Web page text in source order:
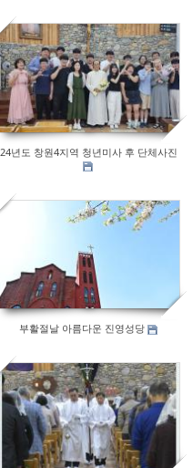
351
24년도 창원4지역 청년미사 후 단체사진
부활절날 아름다운 진영성당
309